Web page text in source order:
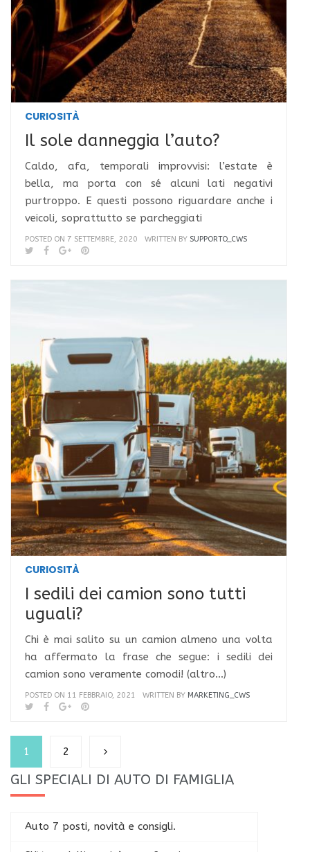
CURIOSITÀ
Il sole danneggia l’auto?
Caldo, afa, temporali improvvisi: l’estate è
bella, ma porta con sé alcuni lati negativi
purtroppo. E questi possono riguardare anche i
veicoli, soprattutto se parcheggiati
POSTED ON 7 SETTEMBRE, 2020 WRITTEN BY SUPPORTO_CWS
CURIOSITÀ
I sedili dei camion sono tutti
uguali?
Chi è mai salito su un camion almeno una volta
ha affermato la frase che segue: i sedili dei
camion sono veramente comodi! (altro…)
POSTED ON 11 FEBBRAIO, 2021 WRITTEN BY MARKETING_CWS
1 2
GLI SPECIALI DI AUTO DI FAMIGLIA
Auto 7 posti, novità e consigli.